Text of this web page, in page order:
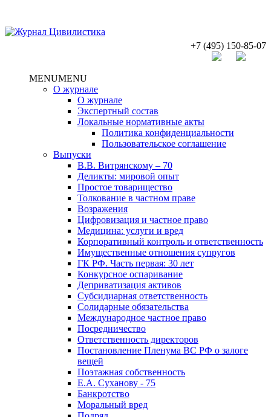
+7 (495) 150-85-07
MENUMENU
О журнале
О журнале
Экспертный состав
Локальные нормативные акты
Политика конфиденциальности
Пользовательское соглашение
Выпуски
В.В. Витрянскому – 70
Деликты: мировой опыт
Простое товарищество
Толкование в частном праве
Возражения
Цифровизация и частное право
Медицина: услуги и вред
Корпоративный контроль и ответственность
Имущественные отношения супругов
ГК РФ. Часть первая: 30 лет
Конкурсное оспаривание
Деприватизация активов
Субсидиарная ответственность
Солидарные обязательства
Международное частное право
Посредничество
Ответственность директоров
Постановление Пленума ВС РФ о залоге
вещей
Поэтажная собственность
Е.А. Суханову - 75
Банкротство
Моральный вред